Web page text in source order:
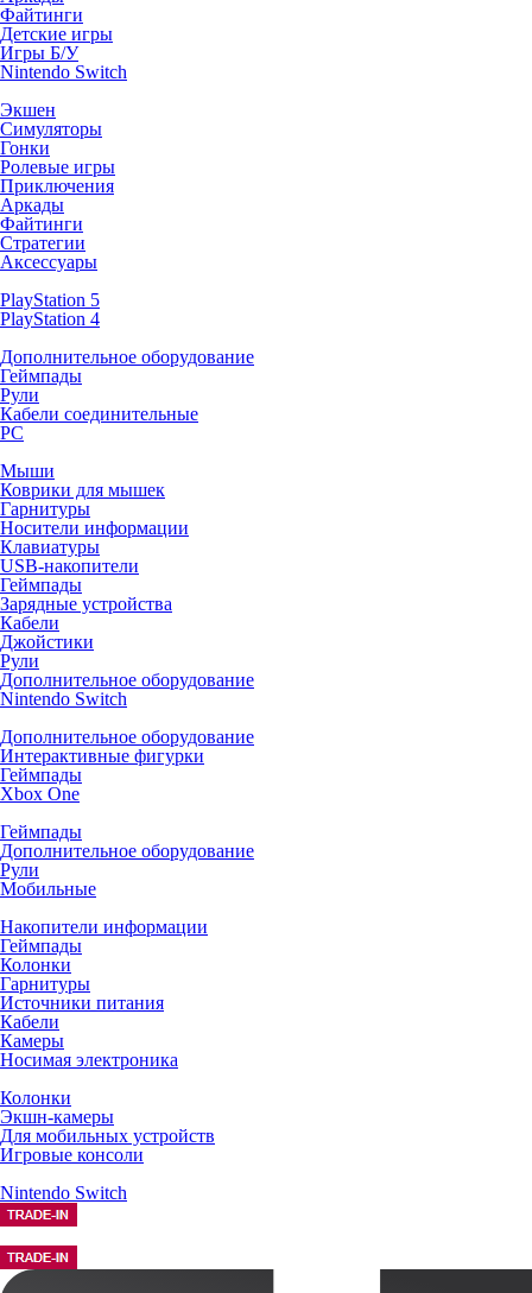
Файтинги
Детские игры
Игры Б/У
Nintendo Switch
Экшен
Симуляторы
Гонки
Ролевые игры
Приключения
Аркады
Файтинги
Стратегии
Аксессуары
PlayStation 5
PlayStation 4
Дополнительное оборудование
Геймпады
Рули
Кабели соединительные
PC
Мыши
Коврики для мышек
Гарнитуры
Носители информации
Клавиатуры
USB-накопители
Геймпады
Зарядные устройства
Кабели
Джойстики
Рули
Дополнительное оборудование
Nintendo Switch
Дополнительное оборудование
Интерактивные фигурки
Геймпады
Xbox One
Геймпады
Дополнительное оборудование
Рули
Мобильные
Накопители информации
Геймпады
Колонки
Гарнитуры
Источники питания
Кабели
Камеры
Носимая электроника
Колонки
Экшн-камеры
Для мобильных устройств
Игровые консоли
Nintendo Switch